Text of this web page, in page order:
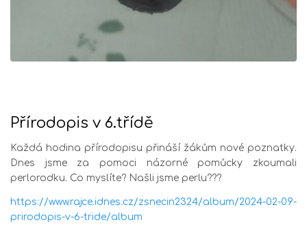
Přírodopis v 6.třídě
Každá hodina přírodopisu přináší žákům nové poznatky.
Dnes jsme za pomoci názorné pomůcky zkoumali
perlorodku. Co myslíte? Našli jsme perlu???
https://www.rajce.idnes.cz/zsnecin2324/album/2024-02-09-
prirodopis-v-6-tride/album